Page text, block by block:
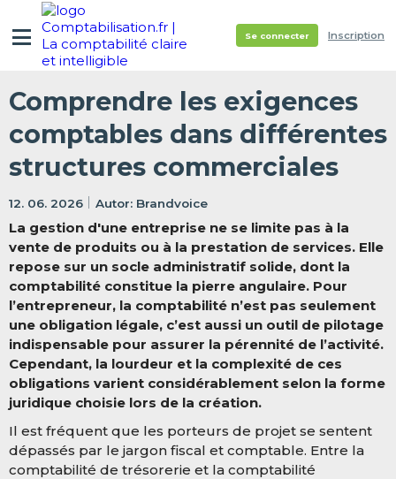
Se connecter Inscription
Comprendre les exigences
comptables dans différentes
structures commerciales
12. 06. 2026 Brandvoice
La gestion d'une entreprise ne se limite pas à la
vente de produits ou à la prestation de services. Elle
repose sur un socle administratif solide, dont la
comptabilité constitue la pierre angulaire. Pour
l’entrepreneur, la comptabilité n’est pas seulement
une obligation légale, c’est aussi un outil de pilotage
indispensable pour assurer la pérennité de l’activité.
Cependant, la lourdeur et la complexité de ces
obligations varient considérablement selon la forme
juridique choisie lors de la création.
Il est fréquent que les porteurs de projet se sentent
dépassés par le jargon fiscal et comptable. Entre la
comptabilité de trésorerie et la comptabilité